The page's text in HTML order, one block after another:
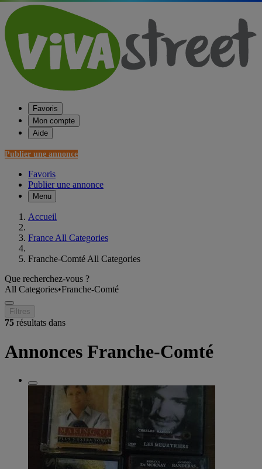
Favoris
Mon compte
Aide
Publier une annonce
Favoris
Publier une annonce
Menu
Accueil
France All Categories
Franche-Comté All Categories
Que recherchez-vous ?
All Categories•Franche-Comté
Filtres
75 résultats dans
Annonces Franche-Comté